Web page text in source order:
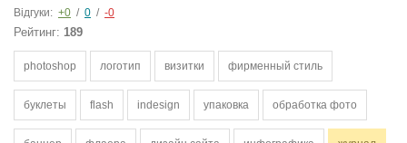
Відгуки: +0 / 0 / -0
Рейтинг: 189
photoshop логотип визитки фирменный стиль
буклеты flash indesign упаковка обработка фото